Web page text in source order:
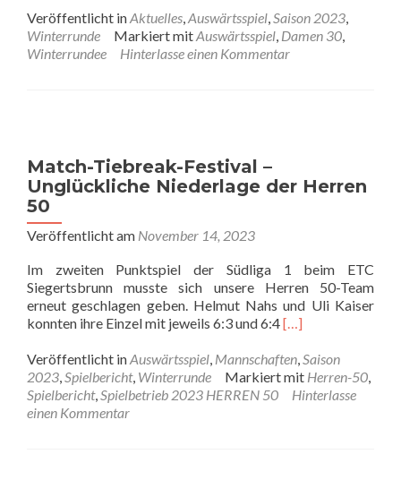
about
Damen
30
nicht
stoppen
Veröffentlicht inAktuelles,Auswärtsspiel,Saison 2023,
Winterrunde
Markiert mitAuswärtsspiel, Damen 30,
Winterrundee
Hinterlasse einen Kommentar
Match-Tiebreak-Festival –
Unglückliche Niederlage der Herren
50
Veröffentlicht am November 14, 2023
Im zweiten Punktspiel der Südliga 1 beim ETC
Siegertsbrunn musste sich unsere Herren 50-Team
erneut geschlagen geben. Helmut Nahs und Uli Kaiser
konnten ihre Einzel mit jeweils 6:3 und 6:4Read
about
Match-
Tiebreak-
[…]
Veröffentlicht inAuswärtsspiel, Mannschaften,Saison
2023,Spielbericht, Winterrunde Markiert mit Herren-50,
Spielbericht,Spielbetrieb 2023 HERREN 50
Hinterlasse
einen Kommentar